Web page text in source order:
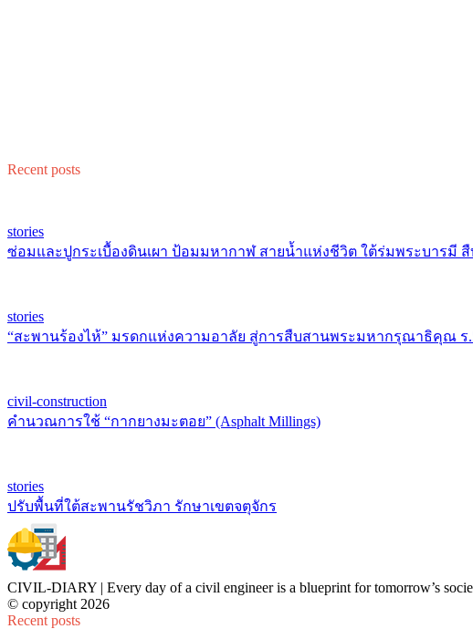
Recent posts
stories
ซ่อมและปูกระเบื้องดินเผา ป้อมมหากาฬ สายน้ำแห่งชีวิต ใต้ร่มพระบารมี
stories
“สะพานร้องไห้” มรดกแห่งความอาลัย สู่การสืบสานพระมหากรุณาธิคุณ ร
civil-construction
คำนวณการใช้ “กากยางมะตอย” (Asphalt Millings)
stories
ปรับพื้นที่ใต้สะพานรัชวิภา รักษาเขตจตุจักร
CIVIL-DIARY | Every day of a civil engineer is a blueprint for tomorrow’s
© copyright 2026
Recent posts